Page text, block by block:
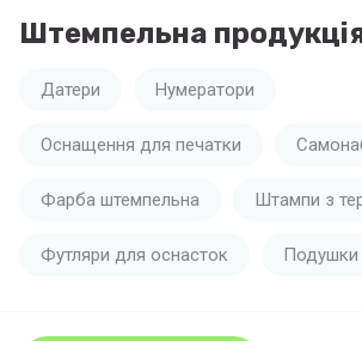
Штемпельна
Датери Нумератори
Оснащення для печатки
Фарба штемпельна Штампи з
Футляри для оснасток Подушки